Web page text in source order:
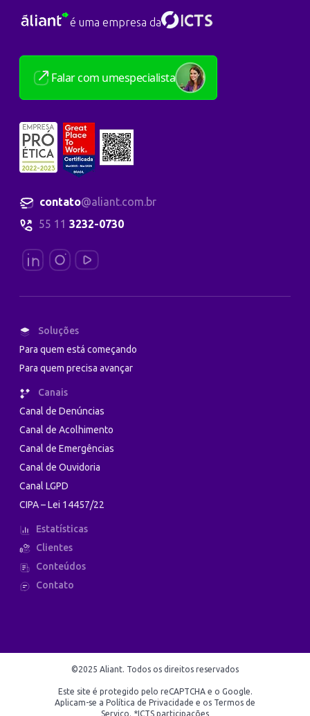
é uma empresa da
Falar com umespecialista
contato@aliant.com.br
55 11 3232-0730
Soluções
Para quem está começando
Para quem precisa avançar
Canais
Canal de Denúncias
Canal de Acolhimento
Canal de Emergências
Canal de Ouvidoria
Canal LGPD
CIPA – Lei 14457/22
Estatísticas
Clientes
Conteúdos
Contato
©2025 Aliant. Todos os direitos reservados
Este site é protegido pelo reCAPTCHA e o Google.
Aplicam-se a Política de Privacidade e os Termos de
Serviço. *ICTS participações